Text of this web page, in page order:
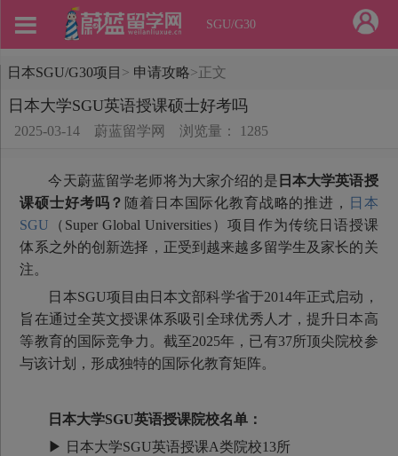
SGU/G30
日本SGU/G30项目 > 申请攻略>正文
日本大学SGU英语授课硕士好考吗
2025-03-14 蔚蓝留学网 浏览量： 1285
今天蔚蓝留学老师将为大家介绍的是 日本大学英语授
课硕士好考吗？ 随着日本国际化教育战略的推进，
日本
SGU （Super Global Universities）项目作为传统日语授课
体系之外的创新选择，正受到越来越多留学生及家长的关
注。
日本SGU项目由日本文部科学省于2014年正式启动，
旨在通过全英文授课体系吸引全球优秀人才，提升日本高
等教育的国际竞争力。截至2025年，已有37所顶尖院校参
与该计划，形成独特的国际化教育矩阵。
日本大学SGU英语授课院校名单：
▶ 日本大学SGU英语授课A类院校13所